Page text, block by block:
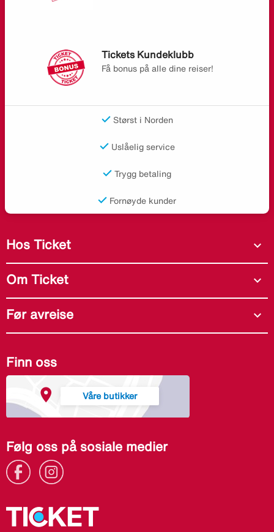
Tickets Kundeklubb
Få bonus på alle dine reiser!
Størst i Norden
Uslåelig service
Trygg betaling
Fornøyde kunder
Hos Ticket expand_more
Om Ticket expand_more
Før avreise expand_more
Finn oss
Våre butikker
Følg oss på sosiale medier